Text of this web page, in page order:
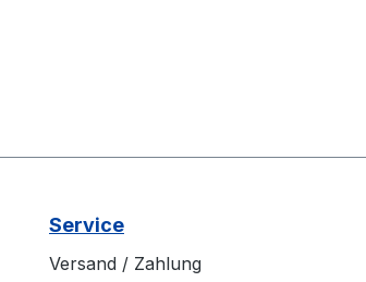
Service
Versand / Zahlung